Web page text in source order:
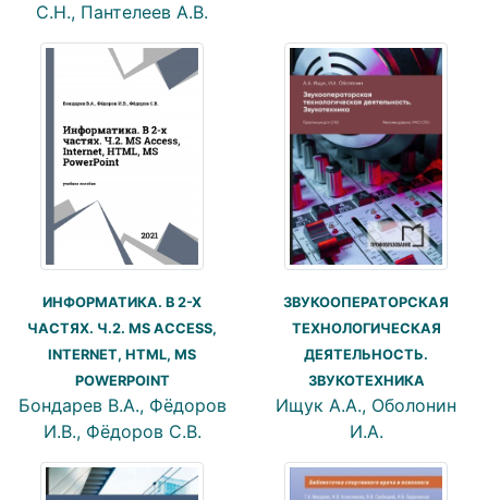
С.Н., Пантелеев А.В.
ИНФОРМАТИКА. В 2-Х
ЧАСТЯХ. Ч.2. MS ACCESS,
INTERNET, HTML, MS
POWERPOINT
Бондарев В.А., Фёдоров
И.В., Фёдоров С.В.
ЗВУКООПЕРАТОРСКАЯ
ТЕХНОЛОГИЧЕСКАЯ
ДЕЯТЕЛЬНОСТЬ.
ЗВУКОТЕХНИКА
Ищук А.А., Оболонин
И.А.